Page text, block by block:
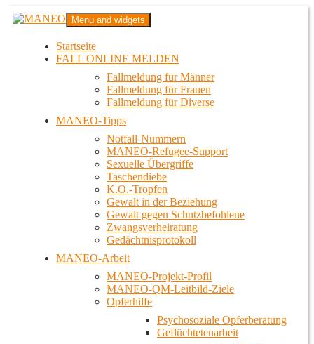
Zum
InhaltMANEO
Das schwule Anti-Gewalt-Projekt in Berlin
Menu and widgets
Startseite
FALL ONLINE MELDEN
Fallmeldung für Männer
Fallmeldung für Frauen
Fallmeldung für Diverse
MANEO-Tipps
Notfall-Nummern
MANEO-Refugee-Support
Sexuelle Übergriffe
Taschendiebe
K.O.-Tropfen
Gewalt in der Beziehung
Gewalt gegen Schutzbefohlene
Zwangsverheiratung
Gedächtnisprotokoll
MANEO-Arbeit
MANEO-Projekt-Profil
MANEO-QM-Leitbild-Ziele
Opferhilfe
Psychosoziale Opferberatung
Geflüchtetenarbeit